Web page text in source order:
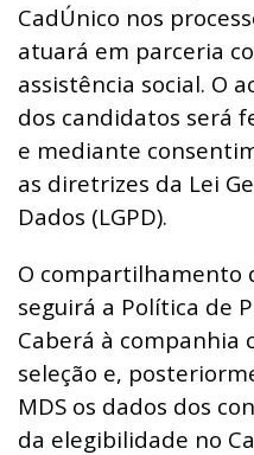
CadÚnico nos
atuará em parceria
assistência social. O
dos candidatos será
e mediante
as diretrizes da Lei
Dados (LGPD).
O compartilhamento
seguirá a Política de
Caberá à companhia
seleção e,
MDS os dados dos
da elegibilidade no